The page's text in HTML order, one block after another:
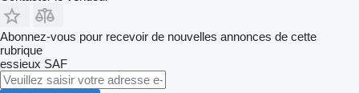
Abonnez-vous pour recevoir de nouvelles annonces de cette
rubrique
essieux SAF